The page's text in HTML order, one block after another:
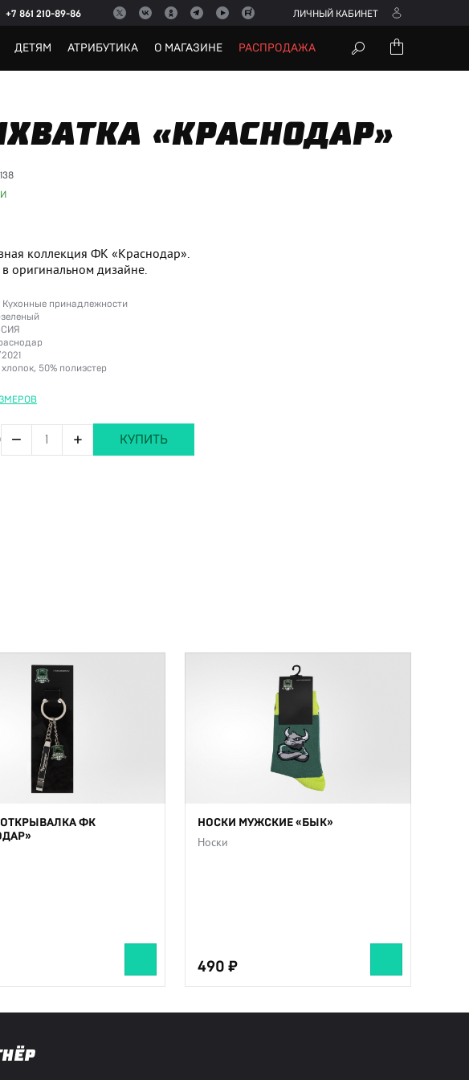
+7 861 210-89-86 ЛИЧНЫЙ КАБИНЕТ
ДЕТЯМ АТРИБУТИКА О МАГАЗИНЕ РАСПРОДАЖА
«КРАСНОДАР»
коллекция ФК «Краснодар».​
оригинальном дизайне.
Кухонные принадлежности
хлопок, 50% полиэстер
− + КУПИТЬ
ОТКРЫВАЛКА ФК
НОСКИ МУЖСКИЕ «БЫК»
Носки
490